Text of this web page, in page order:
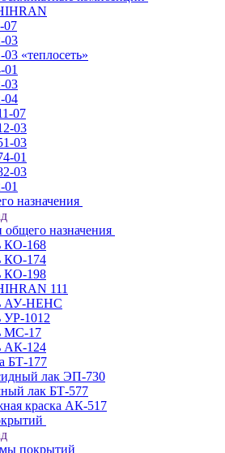
07
03
«теплосеть»
03
04
07
03
03
01
03
назначения
назначения
КО-168
КО-174
КО-198
111
АУ-НЕНС
УР-1012
МС-17
АК-124
БТ-177
лак ЭП-730
лак БТ-577
краска АК-517
покрытий